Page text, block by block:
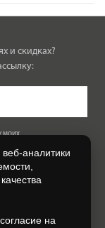
и скидках?
моих
аналитики
на